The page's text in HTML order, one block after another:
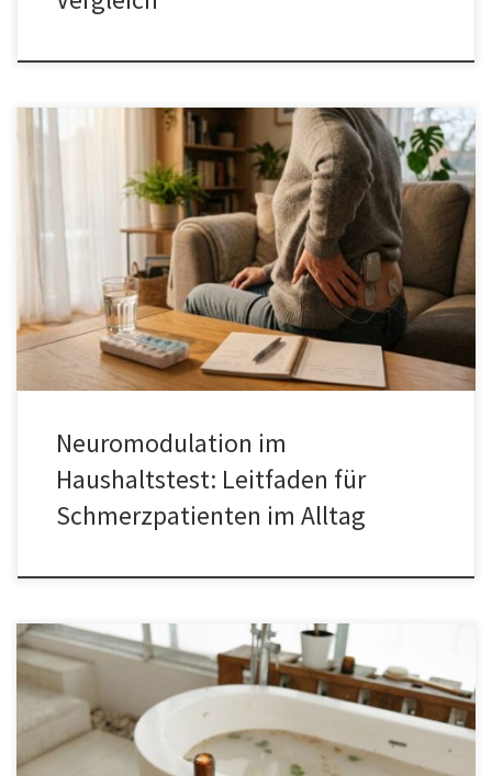
Chronische Schmerzen begleiten viele Menschen durch den
gesamten Tagesablauf, vom morgendlichen Aufstehen bis zum
Einschlafen. Konventionelle Therapieansätze wie Medikamente
oder physikalische Therapie stoßen dabei oft an ihre Grenzen.
Genau hier setzt Neuromodulation bei Schmerzen an: ein
Verfahren, das gezielt auf das Nervensystem einwirkt, um
Schmerzempfinden zu regulieren, Muskelfunktionen zu
unterstützen […]
Neuromodulation im
Haushaltstest: Leitfaden für
Schmerzpatienten im Alltag
Orientierung für den modernen Wohnalltag Wer Bad oder Küche
plant, trifft Entscheidungen, die viele Jahre sichtbar und spürbar
bleiben. Armaturen, Spülen, Waschbecken und Wannen sind keine
nebensächlichen Details, sondern tägliche Begleiter. Wir öffnen